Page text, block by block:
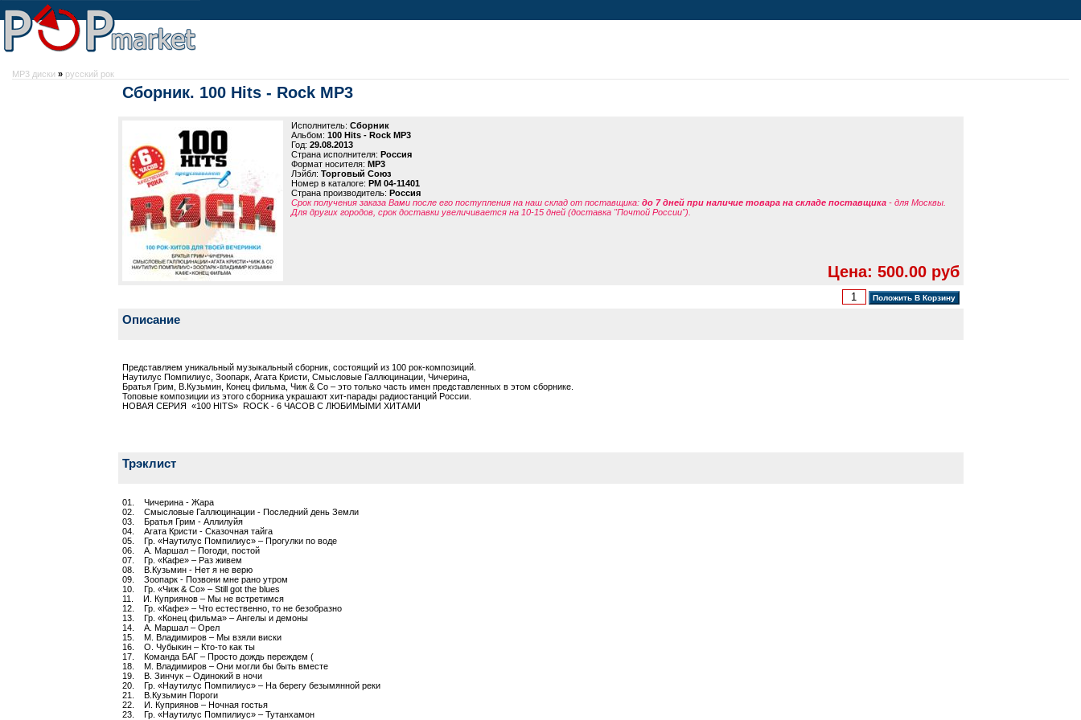
MP3 диски » русский рок
Сборник. 100 Hits - Rock MP3
Исполнитель: Сборник
Альбом: 100 Hits - Rock MP3
Год: 29.08.2013
Страна исполнителя: Россия
Формат носителя: MP3
Лэйбл: Торговый Союз
Номер в каталоге: PM 04-11401
Страна производитель: Россия
Срок получения заказа Вами после его поступления на наш склад от поставщика: до 7 дней при наличие товара на складе поставщика - для Москвы.
Для других городов, срок доставки увеличивается на 10-15 дней (доставка "Почтой России").
Цена: 500.00 руб
Описание
Представляем уникальный музыкальный сборник, состоящий из 100 рок-композиций.
Наутилус Помпилиус, Зоопарк, Агата Кристи, Смысловые Галлюцинации, Чичерина,
Братья Грим, В.Кузьмин, Конец фильма, Чиж & Co – это только часть имен представленных в этом сборнике.
Топовые композиции из этого сборника украшают хит-парады радиостанций России.
НОВАЯ СЕРИЯ «100 HITS» ROCK - 6 ЧАСОВ С ЛЮБИМЫМИ ХИТАМИ
Трэклист
01. Чичерина - Жара
02. Смысловые Галлюцинации - Последний день Земли
03. Братья Грим - Аллилуйя
04. Агата Кристи - Сказочная тайга
05. Гр. «Наутилус Помпилиус» – Прогулки по воде
06. А. Маршал – Погоди, постой
07. Гр. «Кафе» – Раз живем
08. В.Кузьмин - Нет я не верю
09. Зоопарк - Позвони мне рано утром
10. Гр. «Чиж & Co» – Still got the blues
11. И. Куприянов – Мы не встретимся
12. Гр. «Кафе» – Что естественно, то не безобразно
13. Гр. «Конец фильма» – Ангелы и демоны
14. А. Маршал – Орел
15. М. Владимиров – Мы взяли виски
16. О. Чубыкин – Кто-то как ты
17. Команда БАГ – Просто дождь переждем (
18. М. Владимиров – Они могли бы быть вместе
19. В. Зинчук – Одинокий в ночи
20. Гр. «Наутилус Помпилиус» – На берегу безымянной реки
21. В.Кузьмин Пороги
22. И. Куприянов – Ночная гостья
23. Гр. «Наутилус Помпилиус» – Тутанхамон